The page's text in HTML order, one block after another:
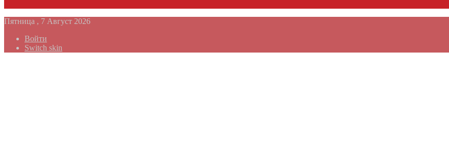
Пятница , 7 Август 2026
Войти
Switch skin